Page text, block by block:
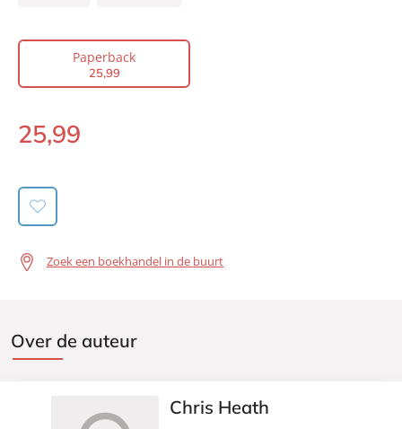
Vertaler:
Jolanda te Lindert
Aantal pagina's:
480
Verschijningsdatum:
Paperback
25,99
Paperback:
25,99
Zoek een boekhandel in de buurt
Over de auteur
Chris Heath